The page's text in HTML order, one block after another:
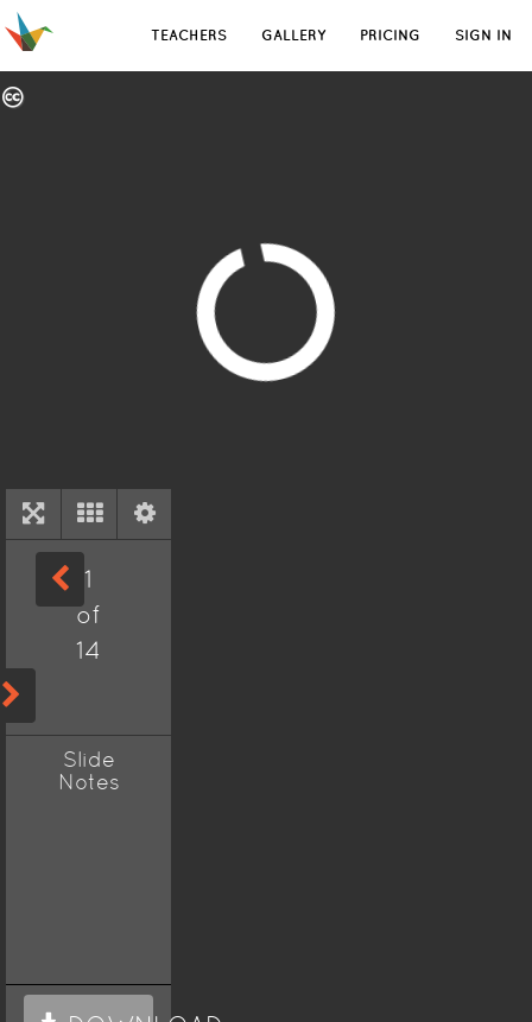
TEACHERS GALLERY PRICING SIGN IN
1
of
14
Slide
Notes